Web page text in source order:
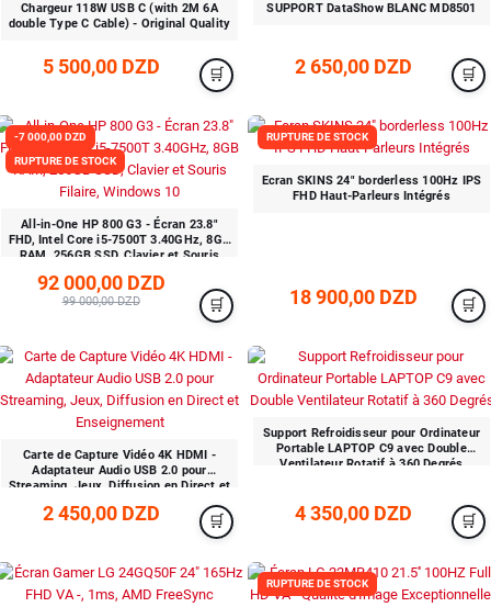
Chargeur 118W USB C (with 2M 6A
double Type C Cable) - Original Quality
5 500,00 DZD
SUPPORT DataShow BLANC MD8501
2 650,00 DZD
-7 000,00 DZD
RUPTURE DE STOCK
All-in-One HP 800 G3 - Écran 23.8"
FHD, Intel Core i5-7500T 3.40GHz, 8GB
RAM, 256GB SSD, Clavier et Souris
92 000,00 DZD
99 000,00 DZD
RUPTURE DE STOCK
Ecran SKINS 24" borderless 100Hz IPS
FHD Haut-Parleurs Intégrés
18 900,00 DZD
Carte de Capture Vidéo 4K HDMI -
Adaptateur Audio USB 2.0 pour
Streaming, Jeux, Diffusion en Direct et
2 450,00 DZD
Support Refroidisseur pour Ordinateur
Portable LAPTOP C9 avec Double
Ventilateur Rotatif à 360 Degrés
4 350,00 DZD
RUPTURE DE STOCK